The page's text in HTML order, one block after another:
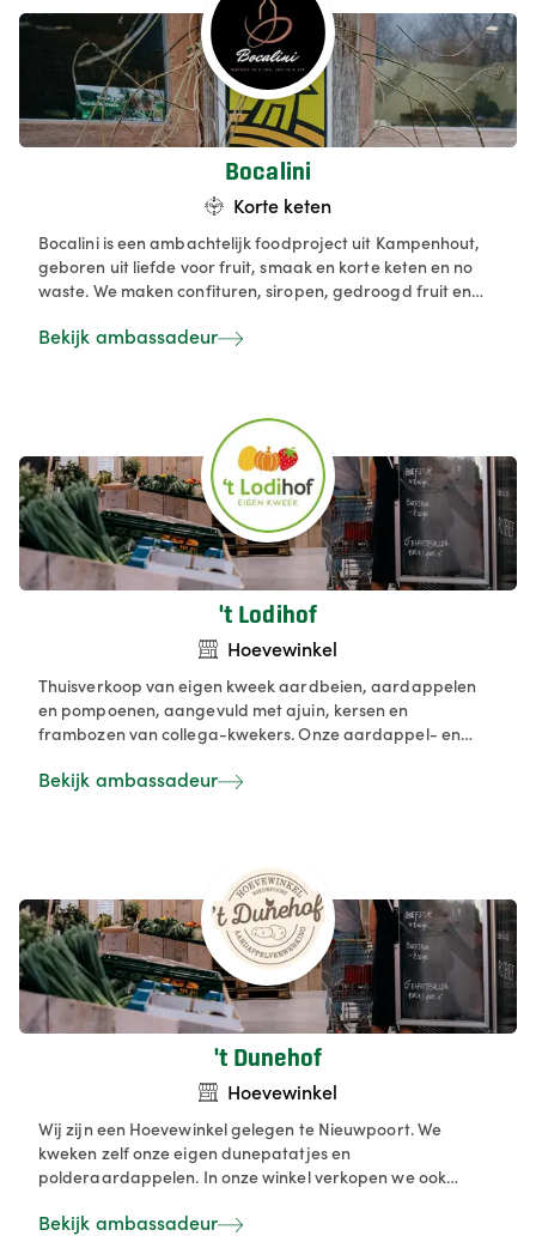
Bocalini
Korte keten
Bocalini is een ambachtelijk foodproject uit Kampenhout,
geboren uit liefde voor fruit, smaak en korte keten en no
waste. We maken confituren, siropen, gedroogd fruit en
ingrediënten en zo weinig mogelijk toevoegingen. Alles
volgen, lokaal of Europees geïnspireerd zijn en vooral…
plezier geven aan tafel.
Bekijk ambassadeur
't Lodihof
Hoevewinkel
Thuisverkoop van eigen kweek aardbeien, aardappelen
en pompoenen, aangevuld met ajuin, kersen en
frambozen van collega-kwekers. Onze aardappel- en
onze buurtwinkel met zelfbediening en flexibele
Bekijk ambassadeur
't Dunehof
Hoevewinkel
Wij zijn een Hoevewinkel gelegen te Nieuwpoort. We
kweken zelf onze eigen dunepatatjes en
polderaardappelen. In onze winkel verkopen we ook
alleen lokale dingen te verkopen.
Bekijk ambassadeur